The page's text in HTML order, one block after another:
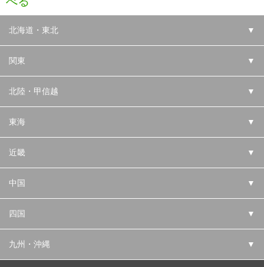
北海道・東北 ▼
関東 ▼
北陸・甲信越 ▼
東海 ▼
近畿 ▼
中国 ▼
四国 ▼
九州・沖縄 ▼